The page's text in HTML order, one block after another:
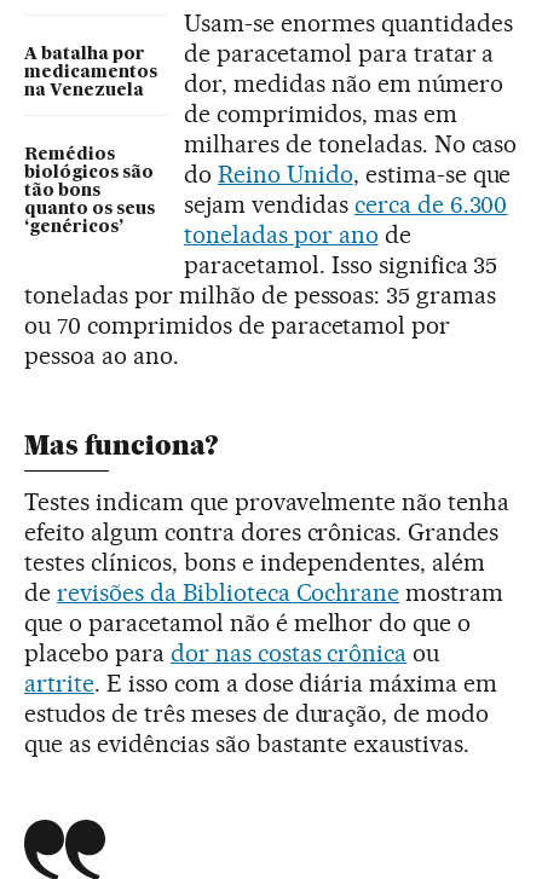
A batalha por
medicamentos
na Venezuela
Remédios
biológicos são
tão bons
quanto os seus
‘genéricos’
Usam-se enormes quantidades
de paracetamol para tratar a
dor, medidas não em número
de comprimidos, mas em
milhares de toneladas. No caso
do Reino Unido, estima-se que
sejam vendidas cerca de 6.300
toneladas por ano de
paracetamol. Isso significa 35
toneladas por milhão de pessoas: 35 gramas
ou 70 comprimidos de paracetamol por
pessoa ao ano.
Mas funciona?
Testes indicam que provavelmente não tenha
efeito algum contra dores crônicas. Grandes
testes clínicos, bons e independentes, além
de revisões da Biblioteca Cochrane mostram
que o paracetamol não é melhor do que o
placebo para dor nas costas crônica ou
artrite. E isso com a dose diária máxima em
estudos de três meses de duração, de modo
que as evidências são bastante exaustivas.